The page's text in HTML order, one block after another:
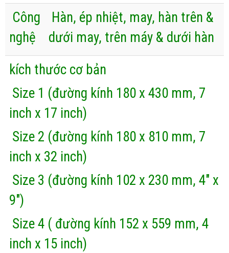
Công
nghệ
Hàn, ép nhiệt, may, hàn trên &
dưới may, trên máy & dưới hàn
kích thước cơ bản
Size 1 (đường kính 180 x 430 mm, 7
inch x 17 inch)
Size 2 (đường kính 180 x 810 mm, 7
inch x 32 inch)
Size 3 (đường kính 102 x 230 mm, 4″ x
9″)
Size 4 ( đường kính 152 x 559 mm, 4
inch x 15 inch)